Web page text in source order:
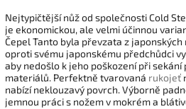
Nejtypičtější nůž od společnosti Cold
je ekonomickou, ale velmi účinnou
Čepel Tanto byla převzata z japonských
oproti svému japonskému předchůdci
aby nedošlo k jeho poškození při sekání
materiálů. Perfektně tvarovaná rukojeť
nabízí neklouzavý povrch. Výborně
jemnou práci s nožem v mokrém a